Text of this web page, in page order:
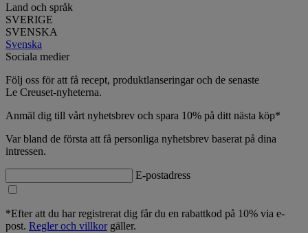
Land och språk
SVERIGE
SVENSKA
Svenska
Sociala medier
Följ oss för att få recept, produktlanseringar och de senaste
Le Creuset-nyheterna.
Anmäl dig till vårt nyhetsbrev och spara 10% på ditt nästa köp*
Var bland de första att få personliga nyhetsbrev baserat på dina
intressen.
E-postadress
*Efter att du har registrerat dig får du en rabattkod på 10% via e-
post. Regler och villkorgäller.